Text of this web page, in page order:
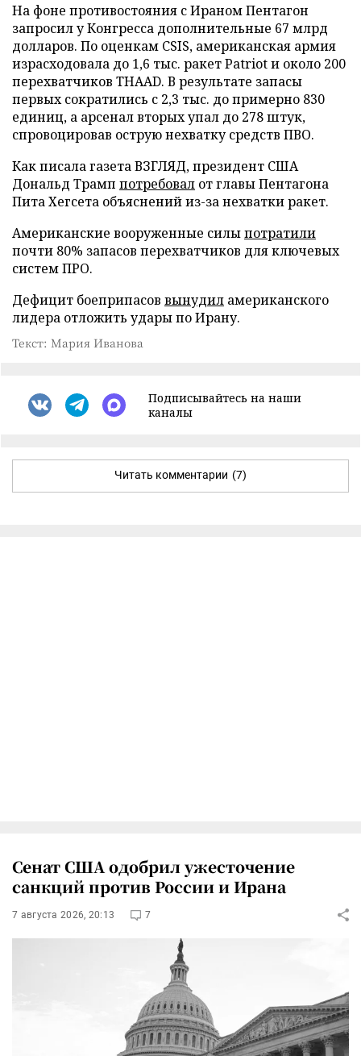
На фоне противостояния с Ираном Пентагон
запросил у Конгресса дополнительные 67 млрд
долларов. По оценкам CSIS, американская армия
израсходовала до 1,6 тыс. ракет Patriot и около 200
перехватчиков THAAD. В результате запасы
первых сократились с 2,3 тыс. до примерно 830
единиц, а арсенал вторых упал до 278 штук,
спровоцировав острую нехватку средств ПВО.
Как писала газета ВЗГЛЯД, президент США
Дональд Трамп потребовал от главы Пентагона
Пита Хегсета объяснений из-за нехватки ракет.
Американские вооруженные силыпотратили
почти 80% запасов перехватчиков для ключевых
систем ПРО.
Дефицит боеприпасов вынудил американского
лидера отложить удары по Ирану.
Текст: Мария Иванова
Подписывайтесь на наши
каналы
Читать комментарии (7)
Сенат США одобрил ужесточение
санкций против России и Ирана
7 августа 2026, 20:13 7